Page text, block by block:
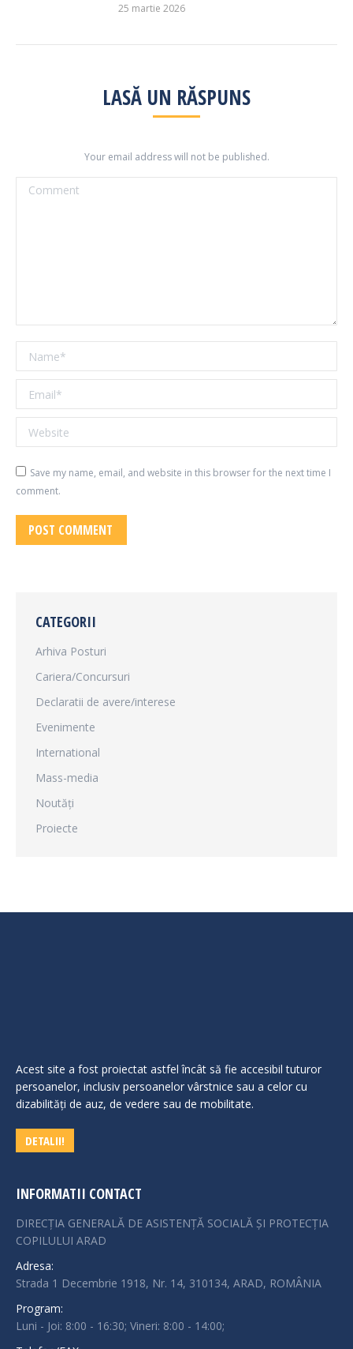
25 martie 2026
LASĂ UN RĂSPUNS
Your email address will not be published.
Comment
Name *
Email *
Website
Save my name, email, and website in this browser for the next time I
comment.
POST COMMENT
CATEGORII
Arhiva Posturi
Cariera/Concursuri
Declaratii de avere/interese
Evenimente
International
Mass-media
Noutăți
Proiecte
Acest site a fost proiectat astfel încât să fie accesibil tuturor
persoanelor, inclusiv persoanelor vârstnice sau a celor cu
dizabilităţi de auz, de vedere sau de mobilitate.
DETALII!
INFORMATII CONTACT
DIRECȚIA GENERALĂ DE ASISTENȚĂ SOCIALĂ ȘI PROTECȚIA
COPILULUI ARAD
Adresa:
Strada 1 Decembrie 1918, Nr. 14, 310134, ARAD, ROMÂNIA
Program:
Luni - Joi: 8:00 - 16:30; Vineri: 8:00 - 14:00;